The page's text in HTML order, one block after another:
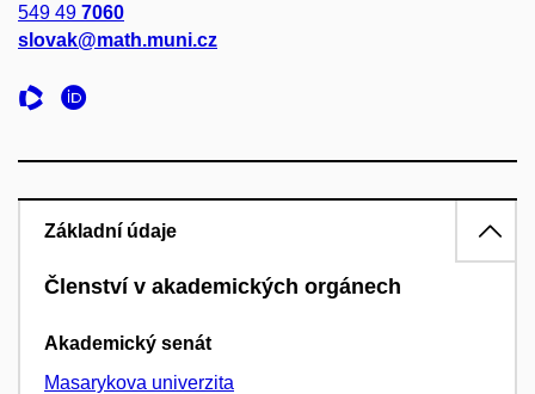
549 49 7060
slovak@math.muni.cz
Základní údaje
Členství v akademických orgánech
Akademický senát
Masarykova univerzita